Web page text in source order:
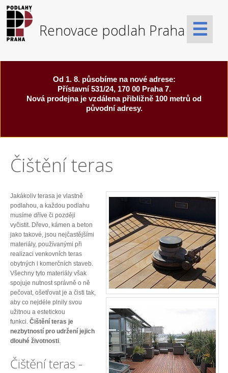
☰
Od 1. 8. působíme na nové adrese:
Přístavní 531/24, 170 00 Praha 7.
Nová prodejna je vzdálena přibližně 100 metrů od
původní adresy.
Čištění teras
Jakákoliv terasa je vlastně
podlahou, a každou podlahu
musíme dříve či později
vyčistit. Dřevo, kámen a beton
jako takové, jsou nejčastějšími
materiály, používanými při
realizaci venkovních teras
obytných i komerčních staveb.
Všechny tyto materiály však
spojuje nutnost správně o ně
pečovat, ošetřovat je a čisti tak,
aby co nejdéle plnily svou
užitnou a estetickou
funkci. Čištění teras je
nezbytností pro udržení jejich
dlouhé životnosti.
Čištění teras -